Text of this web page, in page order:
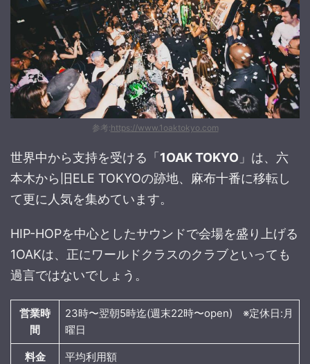
参考:https://www.1oaktokyo.com
世界中から支持を受ける「1OAK TOKYO 」は、六
本木から旧ELE TOKYOの跡地、麻布十番に移転し
て更に人気を集めています。
HIP-HOPを中心としたサウンドで会場を盛り上げる
1OAKは、正にワールドクラスのクラブといっても
過言ではないでしょう。
営業時
間
23時〜翌朝5時迄(週末22時〜open) ※定休日:月
曜日
料金
平均利用額